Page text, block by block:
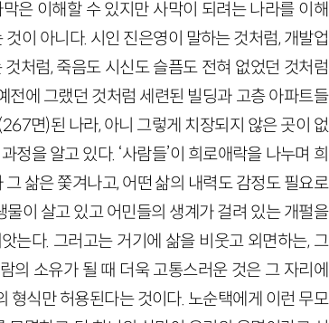
은 이해할 수 있지만 사막이 되려는 나라를 이해
이 아니다. 시인 진은영이 말하는 것처럼, 개발업
처럼, 죽음도 시신도 슬픔도 전혀 없었던 것처럼
전에 그랬던 것처럼 세련된 빌딩과 고층 아파트들
면)된 나라, 아니 그렇게 치장되지 않은 곳이 없
을 알고 있다. ‘사람들’이 희로애락을 나누며 희
삶은 쫓겨나고, 어떤 삶의 내력도 감정도 필요로
이 살고 있고 어민들의 생계가 걸려 있는 개펄을
는다. 그러고는 거기에 삶을 비웃고 외면하는, 그
의 소유가 될 때 더욱 고통스러운 것은 그 자리에
형식만 허용된다는 것이다. 노순택에게 이런 무모